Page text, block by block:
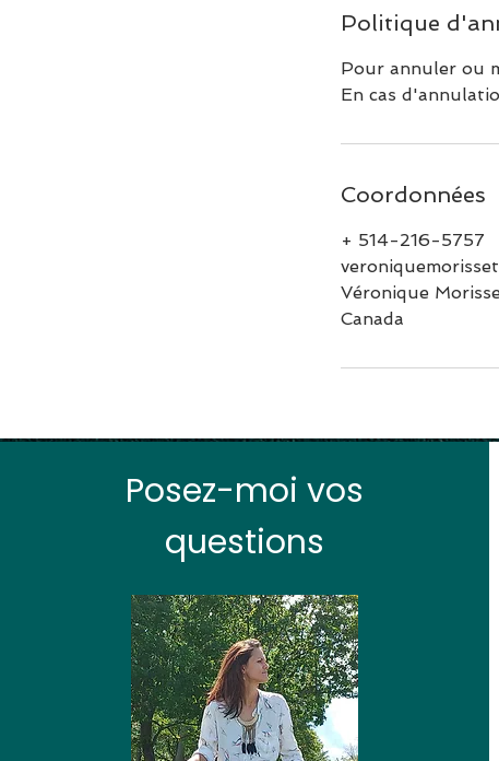
Politique
Pour annuler ou
En cas
Coordonnées
+ 514-216-5757
Véronique
Canada
Posez-moi vos
questions